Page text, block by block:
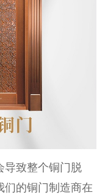
导致整个铜门脱
们的铜门制造商在